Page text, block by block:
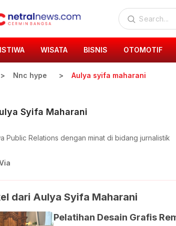
WISATA BISNIS OTOMOTIF
Nnc hype Aulya syifa maharani
Syifa Maharani
Public Relations dengan minat di bidang jurnalistik
dari Aulya Syifa Maharani
Pelatihan Desain Grafis